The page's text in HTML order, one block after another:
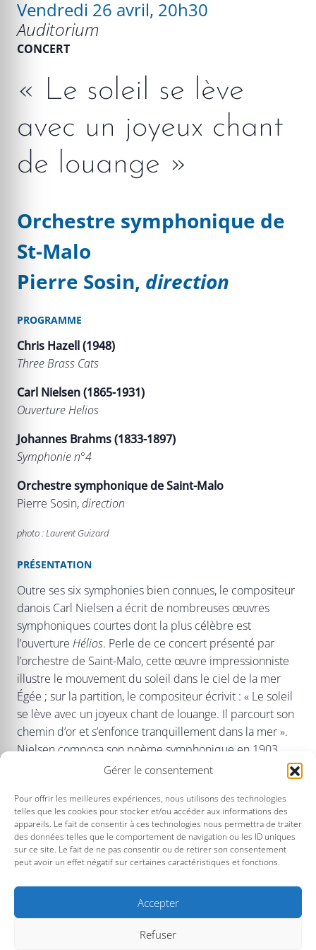
Gérer le consentement
Pour offrir les meilleures expériences, nous utilisons des technologies
telles que les cookies pour stocker et/ou accéder aux informations des
appareils. Le fait de consentir à ces technologies nous permettra de traiter
des données telles que le comportement de navigation ou les ID uniques
sur ce site. Le fait de ne pas consentir ou de retirer son consentement
peut avoir un effet négatif sur certaines caractéristiques et fonctions.
Accepter
Refuser
Vendredi 26 avril, 20h30
Auditorium
CONCERT
« Le soleil se lève
avec un joyeux chant
de louange »
Orchestre symphonique de
St-Malo
Pierre Sosin, direction
PROGRAMME
Chris Hazell (1948)
Three Brass Cats
Carl Nielsen (1865-1931)
Ouverture Helios
Johannes Brahms (1833-1897)
Symphonie n°4
Orchestre symphonique de Saint-Malo
Pierre Sosin,direction
photo : Laurent Guizard
PRÉSENTATION
Outre ses six symphonies bien connues, le compositeur
danois Carl Nielsen a écrit de nombreuses œuvres
symphoniques courtes dont la plus célèbre est
l’ouverture Hélios. Perle de ce concert présenté par
l’orchestre de Saint-Malo, cette œuvre impressionniste
illustre le mouvement du soleil dans le ciel de la mer
Égée ; sur la partition, le compositeur écrivit : « Le soleil
se lève avec un joyeux chant de louange. Il parcourt son
chemin d’or et s’enfonce tranquillement dans la mer ».
Nielsen composa son poème symphonique en 1903
alors qu’il séjournait à Athènes.
LaQuatrième symphoniede Johannes Brahms,
monument de la musique d’orchestre, à la fois classique
et romantique, intime et grandiose, œuvre aux multiples
thèmes connus au-delà des salles de concert, clôturera
cette première soirée du festival.
TARIFS : 28€/22€/5€